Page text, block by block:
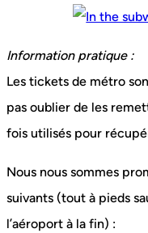
Information pratique :
Les tickets de métro
pas oublier de les
fois utilisés pour
Nous nous sommes
suivants (tout à pieds
l’aéroport à la fin) :